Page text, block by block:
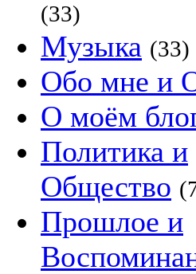
(33)
Музыка (33)
Обо мне и
О моём
Политика и
Общество
Прошлое и